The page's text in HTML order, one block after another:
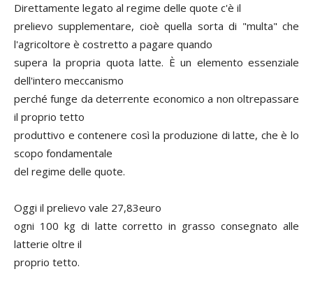
Direttamente legato al regime delle quote c'è il
prelievo supplementare, cioè quella sorta di "multa" che
l'agricoltore è costretto a pagare quando
supera la propria quota latte. È un elemento essenziale
dell'intero meccanismo
perché funge da deterrente economico a non oltrepassare
il proprio tetto
produttivo e contenere così la produzione di latte, che è lo
scopo fondamentale
del regime delle quote.
Oggi il prelievo vale 27,83euro
ogni 100 kg di latte corretto in grasso consegnato alle
latterie oltre il
proprio tetto.